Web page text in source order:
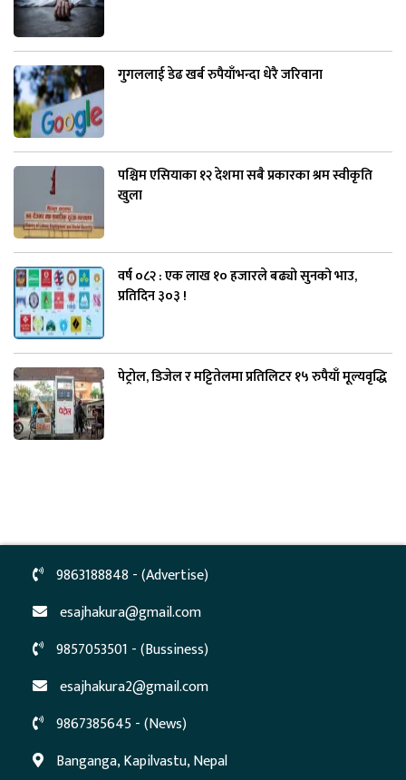
गुगललाई डेढ खर्ब रुपैयाँभन्दा धेरै जरिवाना
पश्चिम एसियाका १२ देशमा सबै प्रकारका श्रम स्वीकृति
खुला
वर्ष ०८२ : एक लाख १० हजारले बढ्यो सुनको भाउ,
प्रतिदिन ३०३ !
पेट्रोल, डिजेल र मट्टितेलमा प्रतिलिटर १५ रुपैयाँ मूल्यवृद्धि
9863188848 - (Advertise)
esajhakura@gmail.com
9857053501 - (Bussiness)
esajhakura2@gmail.com
9867385645 - (News)
Banganga, Kapilvastu, Nepal